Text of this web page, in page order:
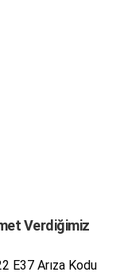
Verdiğimiz
E37 Arıza Kodu